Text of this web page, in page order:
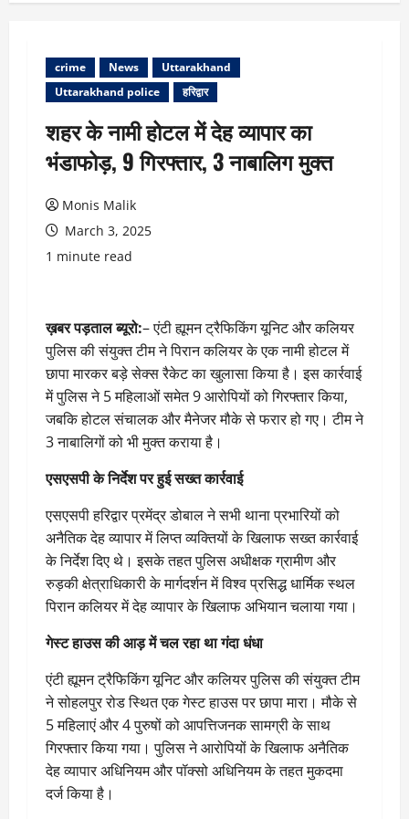
crime News
Uttarakhand
Uttarakhand police
हरिद्वार
शहर के नामी होटल में देह व्यापार का
भंडाफोड़, 9 गिरफ्तार, 3 नाबालिग मुक्त
Monis Malik
March 3, 2025
1 minute read
ख़बर पड़ताल ब्यूरो:– एंटी ह्यूमन ट्रैफिकिंग यूनिट और कलियर
पुलिस की संयुक्त टीम ने पिरान कलियर के एक नामी होटल में
छापा मारकर बड़े सेक्स रैकेट का खुलासा किया है। इस कार्रवाई
में पुलिस ने 5 महिलाओं समेत 9 आरोपियों को गिरफ्तार किया,
जबकि होटल संचालक और मैनेजर मौके से फरार हो गए। टीम ने
3 नाबालिगों को भी मुक्त कराया है।
एसएसपी के निर्देश पर हुई सख्त कार्रवाई
एसएसपी हरिद्वार प्रमेंद्र डोबाल ने सभी थाना प्रभारियों को
अनैतिक देह व्यापार में लिप्त व्यक्तियों के खिलाफ सख्त कार्रवाई
के निर्देश दिए थे। इसके तहत पुलिस अधीक्षक ग्रामीण और
रुड़की क्षेत्राधिकारी के मार्गदर्शन में विश्व प्रसिद्ध धार्मिक स्थल
पिरान कलियर में देह व्यापार के खिलाफ अभियान चलाया गया।
गेस्ट हाउस की आड़ में चल रहा था गंदा धंधा
एंटी ह्यूमन ट्रैफिकिंग यूनिट और कलियर पुलिस की संयुक्त टीम
ने सोहलपुर रोड स्थित एक गेस्ट हाउस पर छापा मारा। मौके से
5 महिलाएं और 4 पुरुषों को आपत्तिजनक सामग्री के साथ
गिरफ्तार किया गया। पुलिस ने आरोपियों के खिलाफ अनैतिक
देह व्यापार अधिनियम और पॉक्सो अधिनियम के तहत मुकदमा
दर्ज किया है।